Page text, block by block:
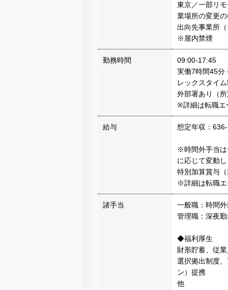
東京／一部リ
業場所の変更
出向先事業所
※屋内禁煙
勤務時間
09:00-17:45
実働7時間45分
レックスタイ
外部署あり（
※詳細は転職エ
給与 想定年収：
※時間外手当は
に応じて変動
特別加算賞与
※詳細は転職エ
諸手当
一般職：時間
管理職：深夜
◆福利厚生
財形貯蓄、従
選択拠出制度
ン）提携
他